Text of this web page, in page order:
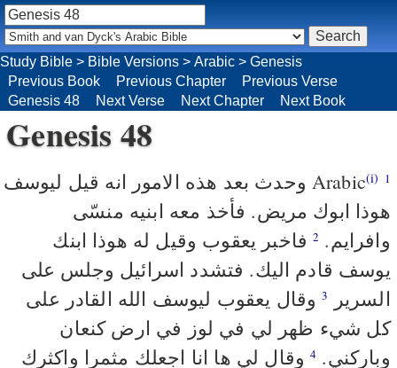
Study Bible > Bible Versions > Arabic > Genesis
Previous Book
Previous Chapter
Previous Verse
Genesis 48
Next Verse Next Chapter Next Book
Genesis 48
Arabic(i) 1
وحدث بعد هذه الامور انه قيل ليوسف
هوذا ابوك مريض. فأخذ معه ابنيه منسّى
وافرايم. 2فاخبر يعقوب وقيل له هوذا ابنك
يوسف قادم اليك. فتشدد اسرائيل وجلس على
السرير
3وقال يعقوب ليوسف الله القادر على
كل شيء ظهر لي في لوز في ارض كنعان
وباركني. 4وقال لي ها انا اجعلك مثمرا واكثرك